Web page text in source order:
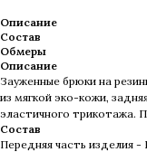
Описание
Состав
Обмеры
Описание
Зауженные брюки на
из мягкой эко-кожи,
эластичного трикотажа.
Состав
Передняя часть изделия